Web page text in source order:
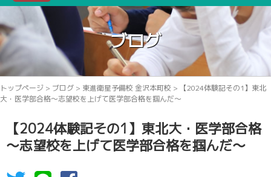
ブログ
トップページ > ブログ > 東進衛星予備校 金沢本町校 >
【2024体験記その1】東北
大・医学部合格～志望校を上げて医学部合格を掴んだ～
【2024体験記その1】東北大・医学部合格
～志望校を上げて医学部合格を掴んだ～